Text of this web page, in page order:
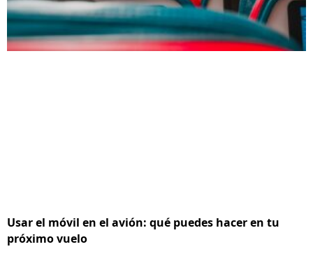
Usar el móvil en el avión: qué puedes hacer en tu
próximo vuelo